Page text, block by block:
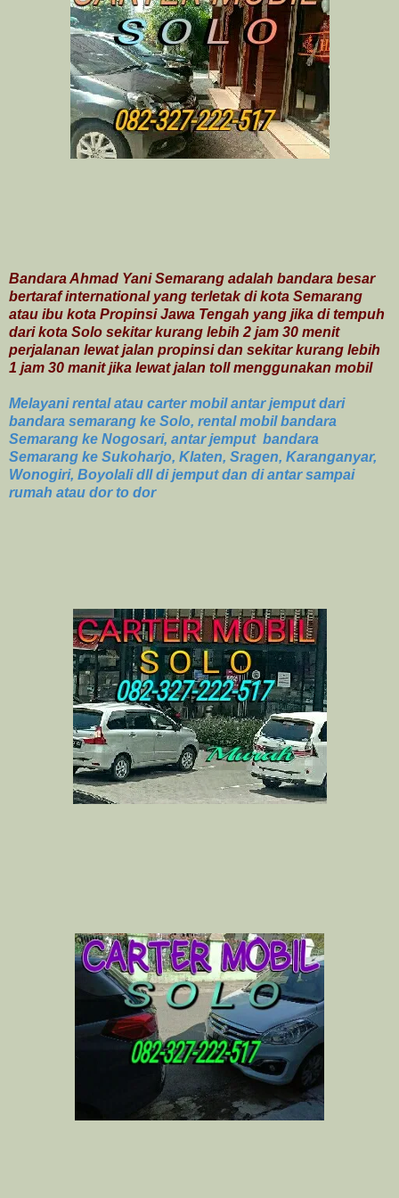
Bandara Ahmad Yani Semarang adalah bandara besar
bertaraf international yang terletak di kota Semarang
atau ibu kota Propinsi Jawa Tengah yang jika di tempuh
dari kota Solo sekitar kurang lebih 2 jam 30 menit
perjalanan lewat jalan propinsi dan sekitar kurang lebih
1 jam 30 manit jika lewat jalan toll menggunakan mobil
Melayani rental atau carter mobil antar jemput dari
bandara semarang ke Solo, rental mobil bandara
Semarang ke Nogosari, antar jemput bandara
Semarang ke Sukoharjo, Klaten, Sragen, Karanganyar,
Wonogiri, Boyolali dll di jemput dan di antar sampai
rumah atau dor to dor